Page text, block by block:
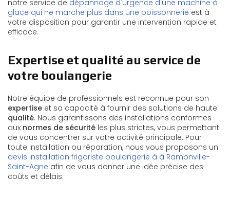
notre service de dépannage d'urgence d'une machine à
glace qui ne marche plus dans une poissonnerie est à
votre disposition pour garantir une intervention rapide et
efficace.
Expertise et qualité au service de
votre boulangerie
Notre équipe de professionnels est reconnue pour son
expertise et sa capacité à fournir des solutions de haute
qualité. Nous garantissons des installations conformes
aux normes de sécurité les plus strictes, vous permettant
de vous concentrer sur votre activité principale. Pour
toute installation ou réparation, nous vous proposons un
devis installation frigoriste boulangerie à à Ramonville-
Saint-Agne afin de vous donner une idée précise des
coûts et délais.